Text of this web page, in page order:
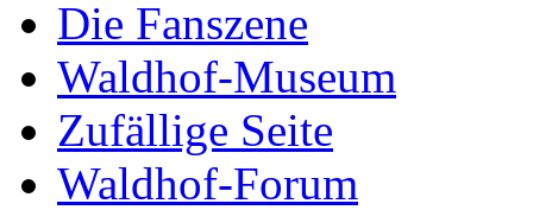
Die Fanszene
Waldhof-Museum
Zufällige Seite
Waldhof-Forum